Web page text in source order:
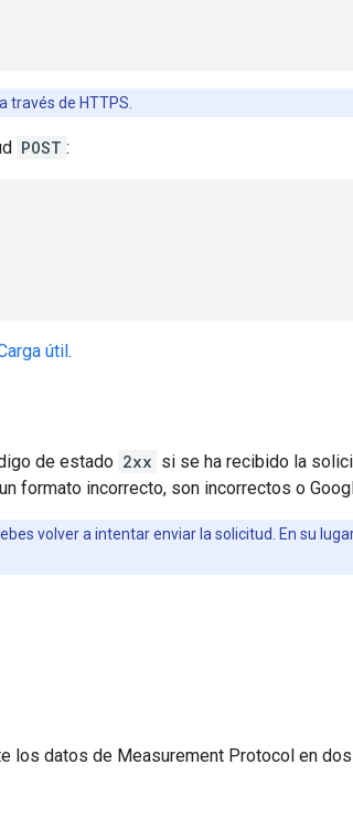
través de HTTPS.
POST :
útil.
de estado 2xx si se ha recibido la
formato incorrecto, son incorrectos o
volver a intentar enviar la solicitud. En su
los datos de Measurement Protocol en